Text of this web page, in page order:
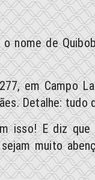
nome de
em Campo
Detalhe: tudo
isso! E diz
muito